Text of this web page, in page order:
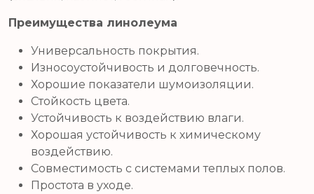
Преимущества линолеума
Универсальность покрытия.
Износоустойчивость и долговечность.
Хорошие показатели шумоизоляции.
Стойкость цвета.
Устойчивость к воздействию влаги.
Хорошая устойчивость к химическому
воздействию.
Совместимость с системами теплых полов.
Простота в уходе.